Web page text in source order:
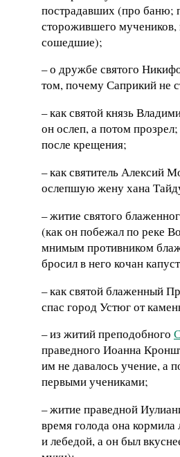
пострадавших (про баню;
сторожившего
сошедшие);
– о дружбе святого
том, почему Саприкий не
– как святой князь
он ослеп, а потом
после крещения;
– как святитель Алексий
ослепшую жену хана
– житие святого
(как он побежал по реке
мнимым противником
бросил в него кочан
– как святой блаженный
спас город Устюг от
– из житий преподобного
праведного Иоанна
им не давалось учение, а
первыми учениками;
– житие праведной
время голода она
и лебедой, а он был